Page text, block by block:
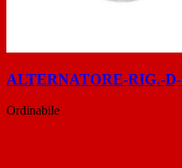
ALTERNATORE-RIG.-D-
Ordinabile